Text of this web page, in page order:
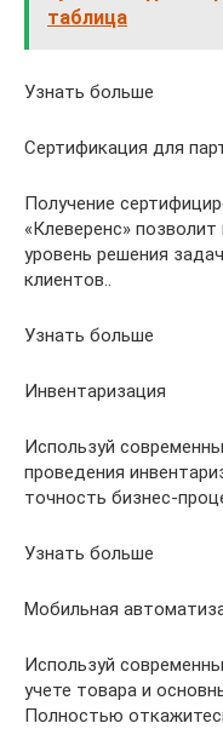
таблица
Узнать больше
Сертификация для
Получение
«Клеверенс»
уровень решения
клиентов..
Узнать больше
Инвентаризация
Используй
проведения
точность бизнес-
Узнать больше
Мобильная
Используй
учете товара и
Полностью